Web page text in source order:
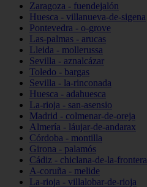
Zaragoza - fuendejalón
Huesca - villanueva-de-sigena
Pontevedra - o-grove
Las-palmas - arucas
Lleida - mollerussa
Sevilla - aznalcázar
Toledo - bargas
Sevilla - la-rinconada
Huesca - adahuesca
La-rioja - san-asensio
Madrid - colmenar-de-oreja
Almería - láujar-de-andarax
Córdoba - montilla
Girona - palamós
Cádiz - chiclana-de-la-frontera
A-coruña - melide
La-rioja - villalobar-de-rioja